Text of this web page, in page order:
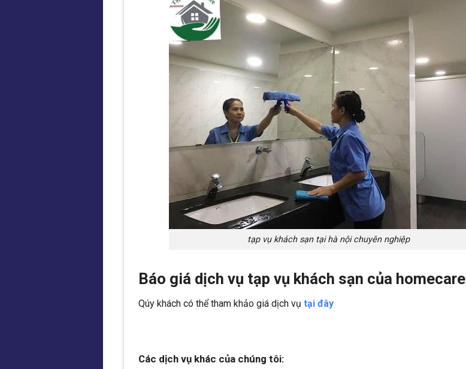
tạp vụ khách sạn tại hà nội chuyên nghiệp
Báo giá dịch vụ tạp vụ khách sạn của homecare
Qúy khách có thể tham khảo giá dịch vụ tại đây
Các dịch vụ khác của chúng tôi: